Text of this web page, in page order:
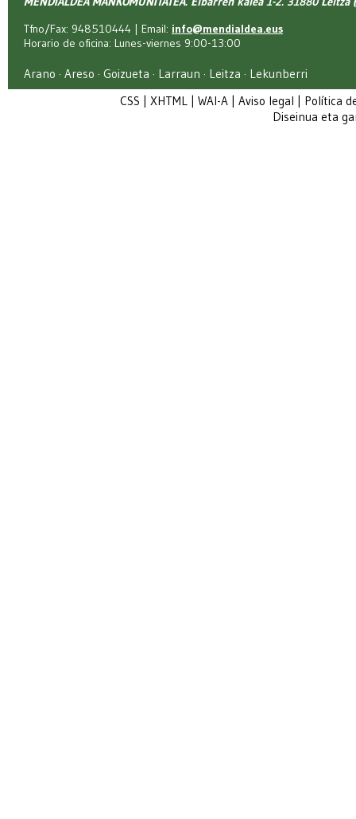
Tfno/Fax: 948510444 | Email: info@mendialdea.eus
Horario de oficina: Lunes-viernes 9:00-13:00
Arano · Areso · Goizueta · Larraun · Leitza · Lekunberri
CSS
XHTML WAI-A Aviso legal
Política
Diseinua eta